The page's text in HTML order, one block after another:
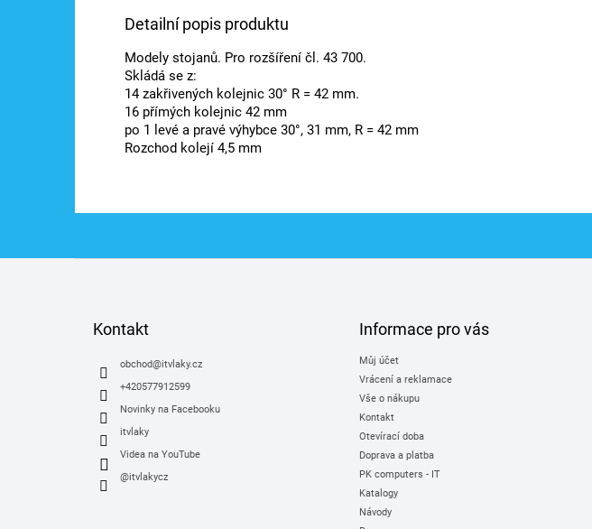
Detailní popis produktu
Modely stojanů. Pro rozšíření čl. 43 700.
Skládá se z:
14 zakřivených kolejnic 30° R = 42 mm.
16 přímých kolejnic 42 mm
po 1 levé a pravé výhybce 30°, 31 mm, R = 42 mm
Rozchod kolejí 4,5 mm
Kontakt
obchod@itvlaky.cz
+420577912599
Novinky na Facebooku
itvlaky
Videa na YouTube
@itvlakycz
Informace pro vás
Můj účet
Vrácení a reklamace
Vše o nákupu
Kontakt
Otevírací doba
Doprava a platba
PK computers - IT
Katalogy
Návody